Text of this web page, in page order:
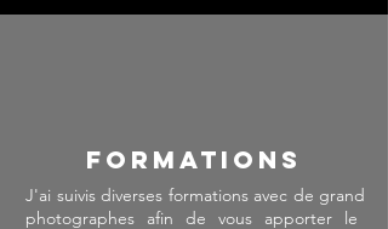
Formations
J'ai suivis diverses formations avec de grand
photographes afin de vous apporter le